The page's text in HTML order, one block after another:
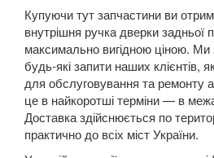
6 (GL)
BT-50 I
BT-50 II
CX-3 (DK5)
CX-30
Купуючи тут запчастини ви
внутрішня ручка дверки задньої
максимально вигідною ціною. Ми
будь-які запити наших клієнтів,
для обслуговування та ремонту
це в найкоротші терміни — в
Доставка здійснюється по
практично до всіх міст України.